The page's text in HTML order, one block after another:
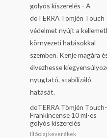
doTERRA Tömjén Touch-
Frankincense 10 ml-es
golyós kiszerelés
Illóolaj keverékek